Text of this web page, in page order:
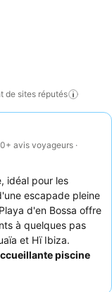
de sites réputés
avis voyageurs ·
idéal pour les
escapade pleine
d'en Bossa offre
à quelques pas
et Hï Ibiza.
piscine
constamment le